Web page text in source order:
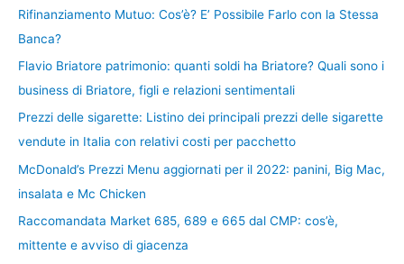
Rifinanziamento Mutuo: Cos’è? E’ Possibile Farlo con la Stessa
Banca?
Flavio Briatore patrimonio: quanti soldi ha Briatore? Quali sono i
business di Briatore, figli e relazioni sentimentali
Prezzi delle sigarette: Listino dei principali prezzi delle sigarette
vendute in Italia con relativi costi per pacchetto
McDonald’s Prezzi Menu aggiornati per il 2022: panini, Big Mac,
insalata e Mc Chicken
Raccomandata Market 685, 689 e 665 dal CMP: cos’è,
mittente e avviso di giacenza